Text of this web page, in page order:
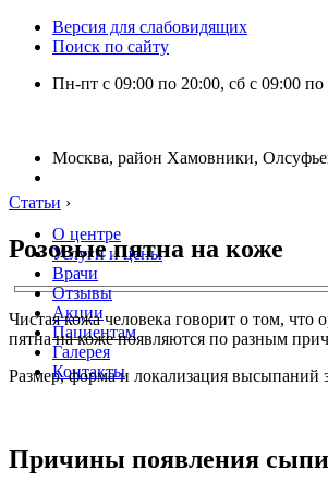
Версия для слабовидящих
Поиск по сайту
Пн-пт с 09:00 по 20:00, сб с 09:00
Москва, район Хамовники,
О центре
Услуги и цены
Врачи
Отзывы
Акции
Пациентам
Галерея
Контакты
Статьи ›
Розовые пятна на коже
Чистая кожа человека говорит о том, что
пятна на коже появляются по разным
Размер, форма и локализация высыпаний
Причины появления сыпи